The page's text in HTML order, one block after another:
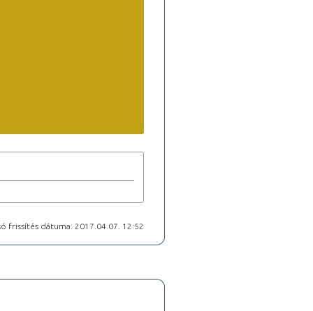
frissítés dátuma: 2017.04.07. 12:52